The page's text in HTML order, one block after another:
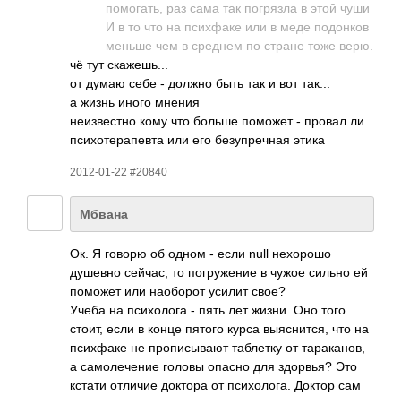
помо­гать, раз сама так погр­язла в этой чуши
И в то что на псих­факе или в меде подо­нков
меньше чем в среднем по стране тоже верю.
чё тут скаж­ешь...
от думаю себе - должно быть так и вот так...
а жизнь иного мнения
неиз­вестно кому что больше поможет - провал ли
псих­отер­апевта или его безу­преч­ная этика
2012-01-22 #20840
Мбвана
Ок. Я говорю об одном - если null нехо­рошо
душевно сейчас, то погр­ужение в чужое сильно ей
поможет или наоб­орот усилит свое?
Учеба на псих­олога - пять лет жизни. Оно того
стоит, если в конце пятого курса выяс­нится, что на
псих­факе не проп­исыв­ают табл­етку от тара­канов,
а само­лече­ние головы опасно для здор­вья? Это
кстати отличие доктора от псих­олога. Доктор сам